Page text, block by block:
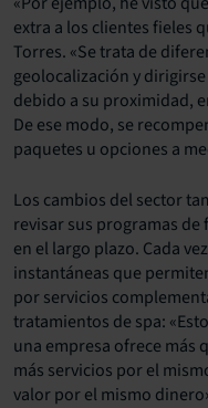
extra a los clientes fieles
Torres. «Se trata de
geolocalización y
debido a su proximidad,
De ese modo, se
paquetes u opciones a
Los cambios del sector
revisar sus programas
en el largo plazo. Cada
instantáneas que
por servicios
tratamientos de spa:
una empresa ofrece más
más servicios por el
valor por el mismo